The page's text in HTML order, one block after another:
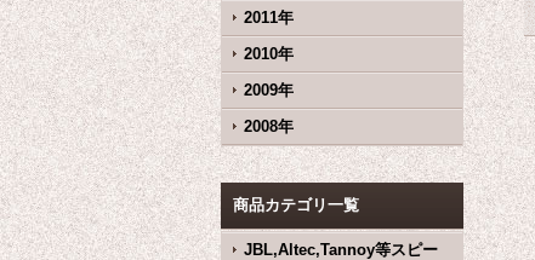
2011年
2010年
2009年
2008年
商品カテゴリ一覧
JBL,Altec,Tannoy等スピー